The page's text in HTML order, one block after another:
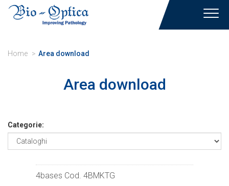
Home Area download
Area download
Categorie:
4bases Cod. 4BMKTG